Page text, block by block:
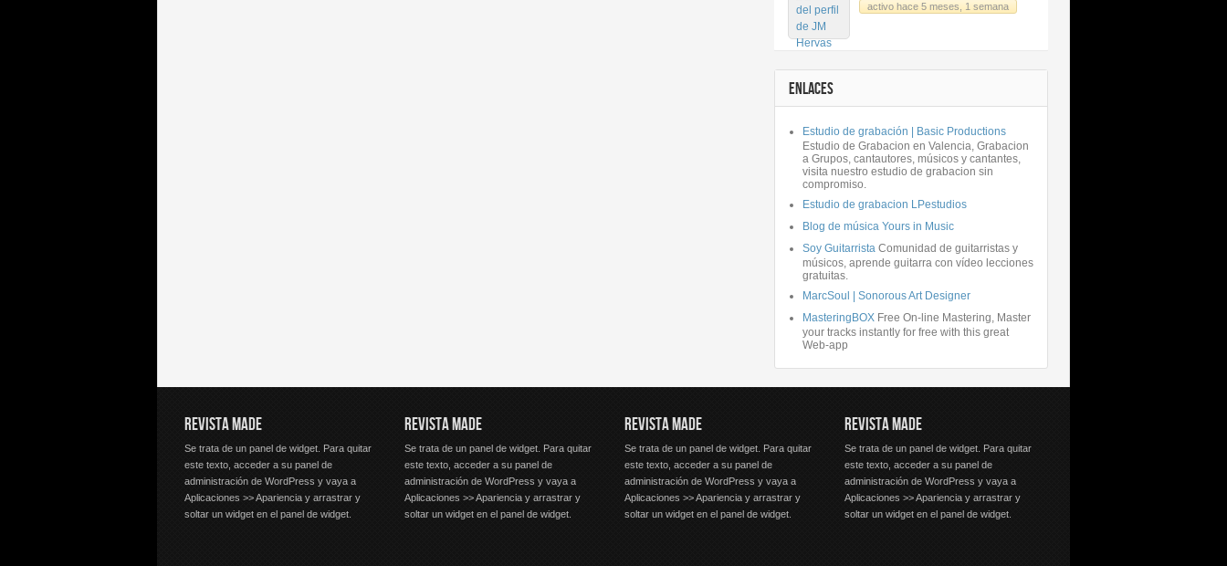
activo hace 5 meses, 1 semana
ENLACES
Estudio de grabación | Basic Productions
Estudio de Grabacion en Valencia, Grabacion
a Grupos, cantautores, músicos y cantantes,
visita nuestro estudio de grabacion sin
compromiso.
Estudio de grabacion LPestudios
Blog de música Yours in Music
Soy Guitarrista Comunidad de guitarristas y
músicos, aprende guitarra con vídeo lecciones
gratuitas.
MarcSoul | Sonorous Art Designer
MasteringBOX Free On-line Mastering, Master
your tracks instantly for free with this great
Web-app
REVISTA MADE
Se trata de un panel de widget. Para quitar
este texto, acceder a su panel de
administración de WordPress y vaya a
Aplicaciones >> Apariencia y arrastrar y
soltar un widget en el panel de widget.
REVISTA MADE
Se trata de un panel de widget. Para quitar
este texto, acceder a su panel de
administración de WordPress y vaya a
Aplicaciones >> Apariencia y arrastrar y
soltar un widget en el panel de widget.
REVISTA MADE
Se trata de un panel de widget. Para quitar
este texto, acceder a su panel de
administración de WordPress y vaya a
Aplicaciones >> Apariencia y arrastrar y
soltar un widget en el panel de widget.
REVISTA MADE
Se trata de un panel de widget. Para quitar
este texto, acceder a su panel de
administración de WordPress y vaya a
Aplicaciones >> Apariencia y arrastrar y
soltar un widget en el panel de widget.